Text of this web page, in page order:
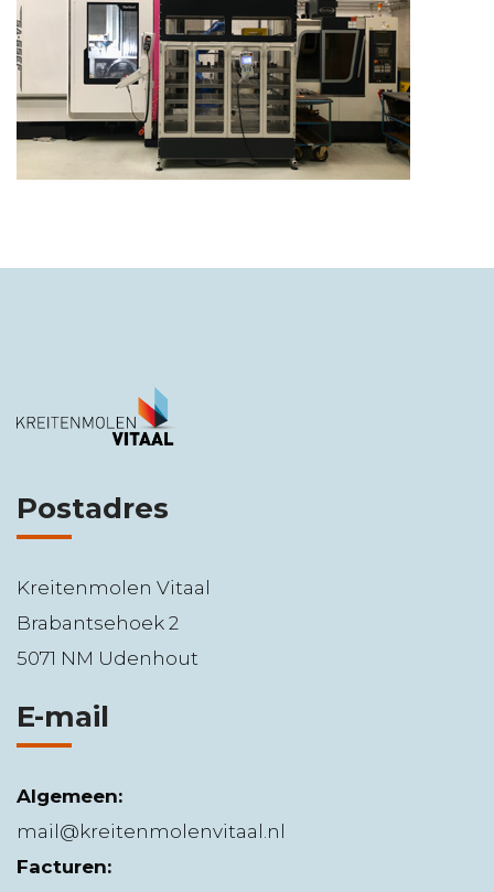
Postadres
Kreitenmolen Vitaal
Brabantsehoek 2
5071 NM Udenhout
E-mail
Algemeen:
mail@kreitenmolenvitaal.nl
Facturen: